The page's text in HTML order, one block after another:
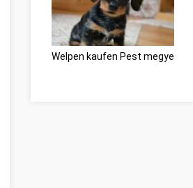
Welpen kaufen Pest megye